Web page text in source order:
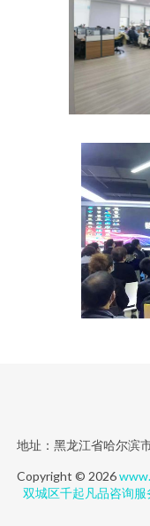
地址：黑龙江省哈尔滨
Copyright © 2026
双城区千起凡品咨询服